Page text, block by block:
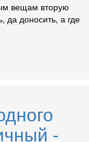
вещам вторую
да доносить, а где
-